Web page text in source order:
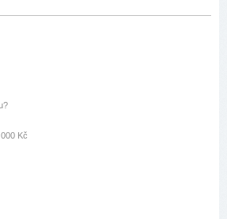
Kč